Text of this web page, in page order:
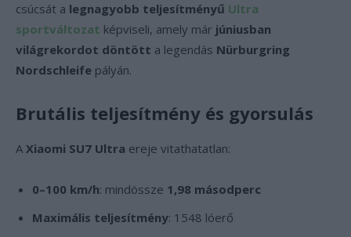
csúcsát a legnagyobb teljesítményű Ultra
sportváltozat képviseli, amely már júniusban
világrekordot döntött a legendás Nürburgring
Nordschleife pályán.
Brutális teljesítmény és gyorsulás
A Xiaomi SU7 Ultra ereje vitathatatlan:
0–100 km/h: mindössze 1,98 másodperc
Maximális teljesítmény: 1548 lóerő